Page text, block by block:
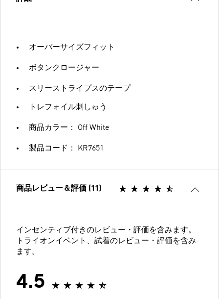
オーバーサイズフィット
ボタンクロージャー
スリーストライプスのテープ
トレフォイル刺しゅう
商品カラー： Off White
製品コード： KR7651
商品レビュー＆評価 (11)
インセンティブ付きのレビュー・評価を含みます。
トライオンイベント、試着のレビュー・評価を含み
ます。
4.5